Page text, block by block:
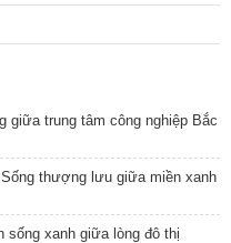
giữa trung tâm công nghiệp Bắc
thượng lưu giữa miền xanh
sống xanh giữa lòng đô thị